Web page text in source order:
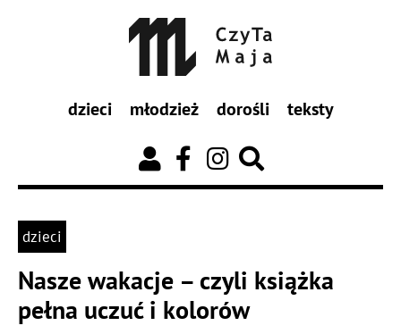
dzieci młodzież dorośli teksty
dzieci
Nasze wakacje – czyli książka
pełna uczuć i kolorów